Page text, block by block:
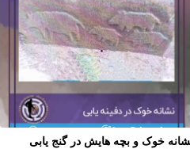
خوک و بچه هایش در گنج یابی